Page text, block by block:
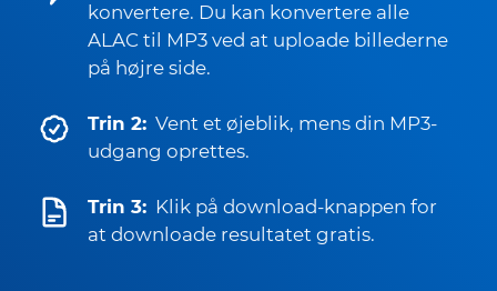
konvertere. Du kan konvertere alle
ALAC til MP3 ved at uploade billederne
på højre side.
Trin 2: Vent et øjeblik, mens din MP3-
udgang oprettes.
Trin 3: Klik på download-knappen for
at downloade resultatet gratis.